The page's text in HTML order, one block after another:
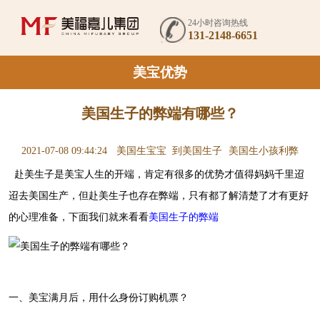
24小时咨询热线
131-2148-6651
美宝优势
美国生子的弊端有哪些？
2021-07-08 09:44:24 美国生宝宝 到美国生子 美国生小孩利弊
赴美生子是美宝人生的开端，肯定有很多的优势才值得妈妈千里迢
迢去美国生产，但赴美生子也存在弊端，只有都了解清楚了才有更好
的心理准备，下面我们就来看看美国生子的弊端
一、美宝满月后，用什么身份订购机票？